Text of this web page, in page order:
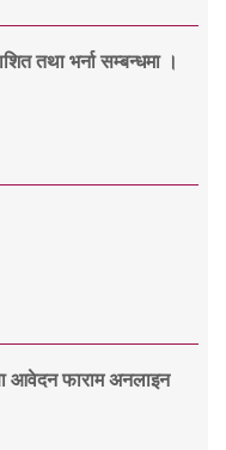
तथा भर्ना सम्बन्धमा ।
आवेदन फाराम अनलाइन